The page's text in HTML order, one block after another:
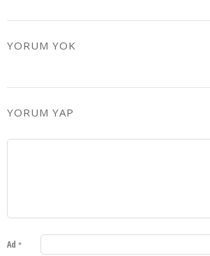
YORUM YOK
YORUM YAP
Ad *